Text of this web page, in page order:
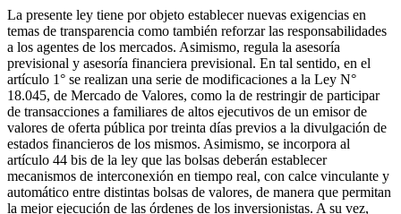
La presente ley tiene por objeto establecer nuevas exigencias en
temas de transparencia como también reforzar las responsabilidades
a los agentes de los mercados. Asimismo, regula la asesoría
previsional y asesoría financiera previsional. En tal sentido, en el
artículo 1° se realizan una serie de modificaciones a la Ley N°
18.045, de Mercado de Valores, como la de restringir de participar
de transacciones a familiares de altos ejecutivos de un emisor de
valores de oferta pública por treinta días previos a la divulgación de
estados financieros de los mismos. Asimismo, se incorpora al
artículo 44 bis de la ley que las bolsas deberán establecer
mecanismos de interconexión en tiempo real, con calce vinculante y
automático entre distintas bolsas de valores, de manera que permitan
la mejor ejecución de las órdenes de los inversionistas. A su vez,